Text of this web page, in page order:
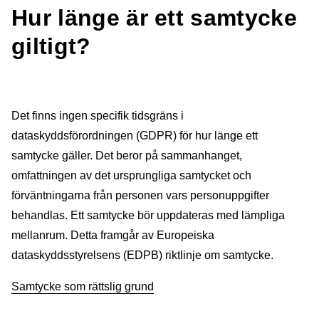
Hur länge är ett samtycke
giltigt?
Det finns ingen specifik tidsgräns i
dataskyddsförordningen (GDPR) för hur länge ett
samtycke gäller. Det beror på sammanhanget,
omfattningen av det ursprungliga samtycket och
förväntningarna från personen vars personuppgifter
behandlas. Ett samtycke bör uppdateras med lämpliga
mellanrum. Detta framgår av Europeiska
dataskyddsstyrelsens (EDPB) riktlinje om samtycke.
Samtycke som rättslig grund